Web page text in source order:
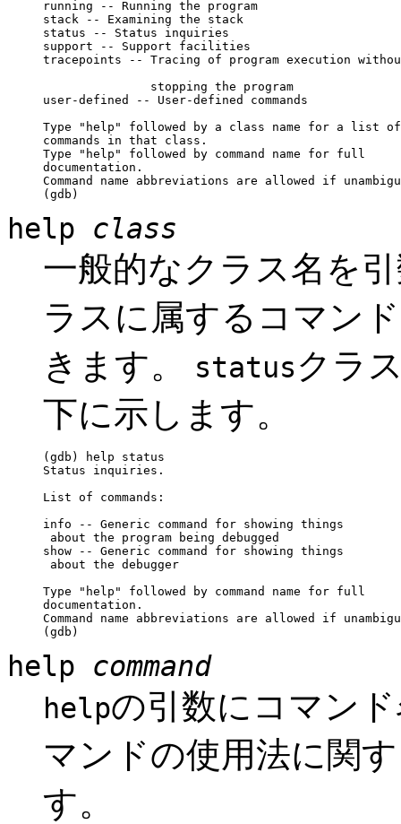
running -- Running the program
stack -- Examining the stack
status -- Status inquiries
support -- Support facilities
tracepoints -- Tracing of program execution
               stopping the program
user-defined -- User-defined commands
Type "help" followed by a class name for a list of
commands in that class.
Type "help" followed by command name for full
documentation.
Command name abbreviations are allowed if
help class
一般的なクラス名を
ラスに属するコマン
きます。
statusクラ
下に示します。
(gdb) help status
Status inquiries.
List of commands:
info -- Generic command for showing things
about the program being debugged
show -- Generic command for showing things
about the debugger
Type "help" followed by command name for full
documentation.
Command name abbreviations are allowed if
help command
helpの引数にコマン
マンドの使用法に関
す。